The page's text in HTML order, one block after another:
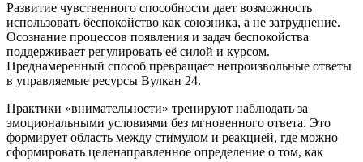
Развитие чувственного способности дает возможность
использовать беспокойство как союзника, а не затруднение.
Осознание процессов появления и задач беспокойства
поддерживает регулировать её силой и курсом.
Преднамеренный способ превращает непроизвольные ответы
в управляемые ресурсы Вулкан 24.
Практики «внимательности» тренируют наблюдать за
эмоциональными условиями без мгновенного ответа. Это
формирует область между стимулом и реакцией, где можно
сформировать целенаправленное определение о том, как